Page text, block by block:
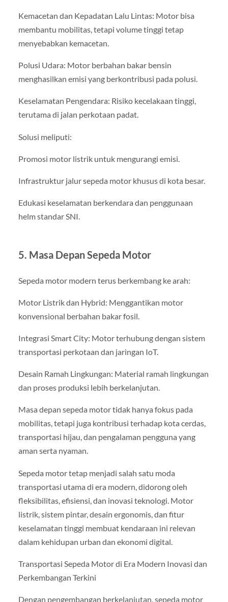
Kemacetan dan Kepadatan Lalu Lintas: Motor bisa
membantu mobilitas, tetapi volume tinggi tetap
menyebabkan kemacetan.
Polusi Udara: Motor berbahan bakar bensin
menghasilkan emisi yang berkontribusi pada polusi.
Keselamatan Pengendara: Risiko kecelakaan tinggi,
terutama di jalan perkotaan padat.
Solusi meliputi:
Promosi motor listrik untuk mengurangi emisi.
Infrastruktur jalur sepeda motor khusus di kota besar.
Edukasi keselamatan berkendara dan penggunaan
helm standar SNI.
5. Masa Depan Sepeda Motor
Sepeda motor modern terus berkembang ke arah:
Motor Listrik dan Hybrid: Menggantikan motor
konvensional berbahan bakar fosil.
Integrasi Smart City: Motor terhubung dengan sistem
transportasi perkotaan dan jaringan IoT.
Desain Ramah Lingkungan: Material ramah lingkungan
dan proses produksi lebih berkelanjutan.
Masa depan sepeda motor tidak hanya fokus pada
mobilitas, tetapi juga kontribusi terhadap kota cerdas,
transportasi hijau, dan pengalaman pengguna yang
aman serta nyaman.
Sepeda motor tetap menjadi salah satu moda
transportasi utama di era modern, didorong oleh
fleksibilitas, efisiensi, dan inovasi teknologi. Motor
listrik, sistem pintar, desain ergonomis, dan fitur
keselamatan tinggi membuat kendaraan ini relevan
dalam kehidupan urban dan ekonomi digital.
Transportasi Sepeda Motor di Era Modern Inovasi dan
Perkembangan Terkini
Dengan pengembangan berkelanjutan, sepeda motor